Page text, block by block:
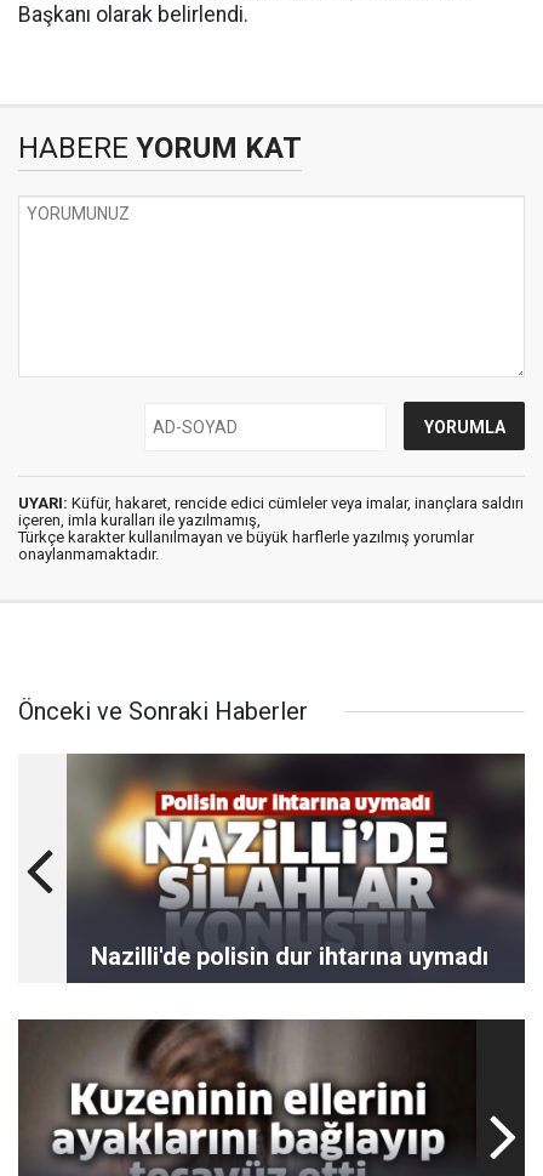
Başkanı olarak belirlendi.
HABERE YORUM KAT
UYARI: Küfür, hakaret, rencide edici cümleler veya imalar, inançlara saldırı
içeren, imla kuralları ile yazılmamış,
Türkçe karakter kullanılmayan ve büyük harflerle yazılmış yorumlar
onaylanmamaktadır.
Önceki ve Sonraki Haberler
Nazilli'de polisin dur ihtarına uymadı